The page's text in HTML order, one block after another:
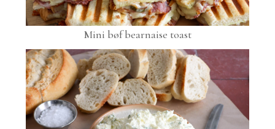
Mini bøf bearnaise toast